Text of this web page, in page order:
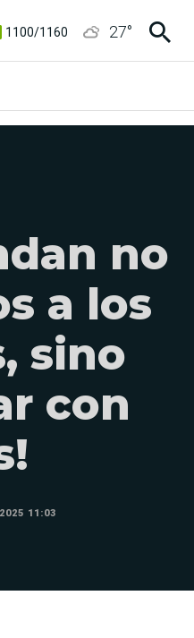
3,8/4
27°
no
a los
sino
con
11:03